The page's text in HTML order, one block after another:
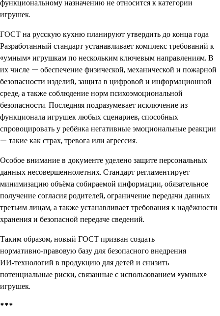
функциональному назначению не относится к категории
игрушек.
ГОСТ на русскую кухню планируют утвердить до конца года
Разработанный стандарт устанавливает комплекс требований к
«умным» игрушкам по нескольким ключевым направлениям. В
их числе — обеспечение физической, механической и пожарной
безопасности изделий, защита в цифровой и информационной
среде, а также соблюдение норм психоэмоциональной
безопасности. Последняя подразумевает исключение из
функционала игрушек любых сценариев, способных
спровоцировать у ребёнка негативные эмоциональные реакции
— такие как страх, тревога или агрессия.
Особое внимание в документе уделено защите персональных
данных несовершеннолетних. Стандарт регламентирует
минимизацию объёма собираемой информации, обязательное
получение согласия родителей, ограничение передачи данных
третьим лицам, а также устанавливает требования к надёжности
хранения и безопасной передаче сведений.
Таким образом, новый ГОСТ призван создать
нормативно‑правовую базу для безопасного внедрения
ИИ‑технологий в продукцию для детей и снизить
потенциальные риски, связанные с использованием «умных»
игрушек.
***